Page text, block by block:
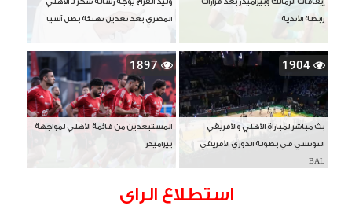
رابطة الأندية المصري بعد تعديل تهنئة بطل آسيا
1904
بث مباشر لمباراة الأهلي والأفريقي
التونسي في بطولة الدوري الأفريقي
BAL
1897
المستبعدين من قائمة الأهلي لمواجهة
بيراميدز
استطلاع الراى